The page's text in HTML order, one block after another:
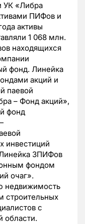
УК «Либра
ПИФов и
активы
1 068 млн.
находящихся
фонд. Линейка
акций и
паевой
– Фонд акций»,
фонд
инвестиций
ЗПИФов
фондом
очаг».
недвижимость
строительных
с
области.